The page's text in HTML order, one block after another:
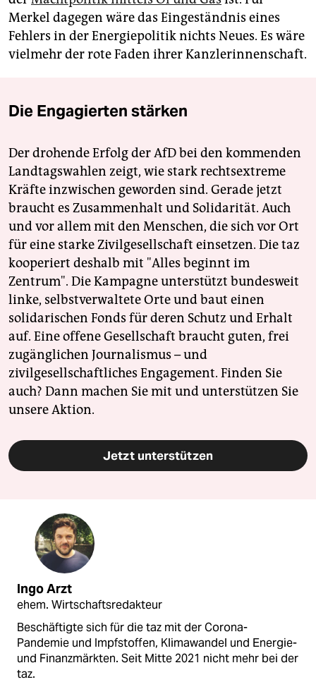
Merkel dagegen wäre das Eingeständnis eines
Fehlers in der Energiepolitik nichts Neues. Es wäre
vielmehr der rote Faden ihrer Kanzlerinnenschaft.
Die Engagierten stärken
Der drohende Erfolg der AfD bei den kommenden
Landtagswahlen zeigt, wie stark rechtsextreme
Kräfte inzwischen geworden sind. Gerade jetzt
braucht es Zusammenhalt und Solidarität. Auch
und vor allem mit den Menschen, die sich vor Ort
für eine starke Zivilgesellschaft einsetzen. Die taz
kooperiert deshalb mit "Alles beginnt im
Zentrum". Die Kampagne unterstützt bundesweit
linke, selbstverwaltete Orte und baut einen
solidarischen Fonds für deren Schutz und Erhalt
auf. Eine offene Gesellschaft braucht guten, frei
zugänglichen Journalismus – und
zivilgesellschaftliches Engagement. Finden Sie
auch? Dann machen Sie mit und unterstützen Sie
unsere Aktion.
Jetzt unterstützen
Ingo Arzt
ehem. Wirtschaftsredakteur
Beschäftigte sich für die taz mit der Corona-
Pandemie und Impfstoffen, Klimawandel und Energie-
und Finanzmärkten. Seit Mitte 2021 nicht mehr bei der
taz.